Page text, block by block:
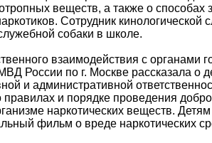
веществ, а также о
Сотрудник кинологической
собаки в школе.
взаимодействия с органами
России по г. Москве рассказала о
и административной
правилах и порядке проведения
наркотических веществ.
фильм о вреде наркотических